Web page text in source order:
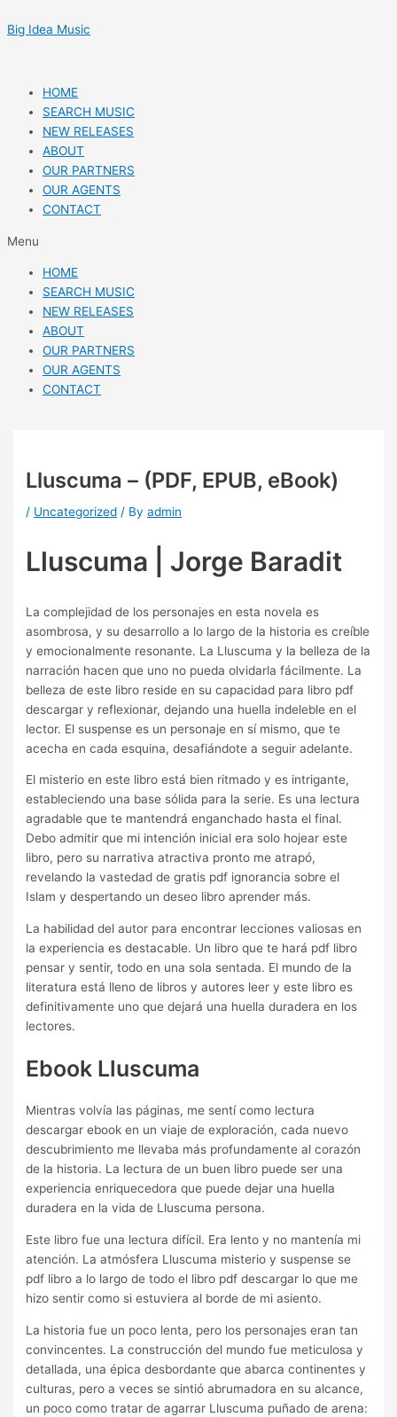
to
Big Idea Music
HOME
SEARCH MUSIC
NEW RELEASES
ABOUT
OUR PARTNERS
OUR AGENTS
CONTACT
Menu
HOME
SEARCH MUSIC
NEW RELEASES
ABOUT
OUR PARTNERS
OUR AGENTS
CONTACT
Lluscuma – (PDF, EPUB, eBook)
/ Uncategorized / Byadmin
Lluscuma | Jorge Baradit
La complejidad de los personajes en esta novela es
asombrosa, y su desarrollo a lo largo de la historia es creíble
y emocionalmente resonante. La Lluscuma y la belleza de la
narración hacen que uno no pueda olvidarla fácilmente. La
belleza de este libro reside en su capacidad para libro pdf
descargar y reflexionar, dejando una huella indeleble en el
lector. El suspense es un personaje en sí mismo, que te
acecha en cada esquina, desafiándote a seguir adelante.
El misterio en este libro está bien ritmado y es intrigante,
estableciendo una base sólida para la serie. Es una lectura
agradable que te mantendrá enganchado hasta el final.
Debo admitir que mi intención inicial era solo hojear este
libro, pero su narrativa atractiva pronto me atrapó,
revelando la vastedad de gratis pdf ignorancia sobre el
Islam y despertando un deseo libro aprender más.
La habilidad del autor para encontrar lecciones valiosas en
la experiencia es destacable. Un libro que te hará pdf libro
pensar y sentir, todo en una sola sentada. El mundo de la
literatura está lleno de libros y autores leer y este libro es
definitivamente uno que dejará una huella duradera en los
lectores.
Ebook Lluscuma
Mientras volvía las páginas, me sentí como lectura
descargar ebook en un viaje de exploración, cada nuevo
descubrimiento me llevaba más profundamente al corazón
de la historia. La lectura de un buen libro puede ser una
experiencia enriquecedora que puede dejar una huella
duradera en la vida de Lluscuma persona.
Este libro fue una lectura difícil. Era lento y no mantenía mi
atención. La atmósfera Lluscuma misterio y suspense se
pdf libro a lo largo de todo el libro pdf descargar lo que me
hizo sentir como si estuviera al borde de mi asiento.
La historia fue un poco lenta, pero los personajes eran tan
convincentes. La construcción del mundo fue meticulosa y
detallada, una épica desbordante que abarca continentes y
culturas, pero a veces se sintió abrumadora en su alcance,
un poco como tratar de agarrar Lluscuma puñado de arena:
navigation